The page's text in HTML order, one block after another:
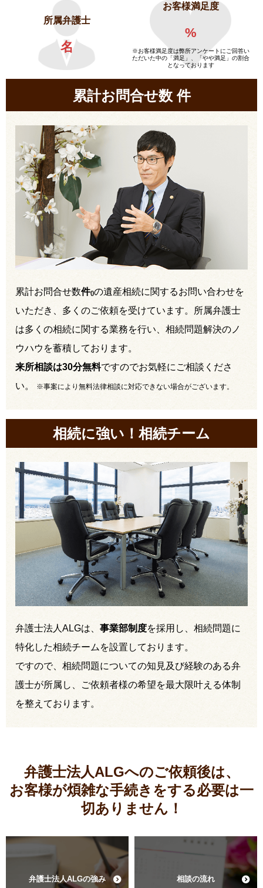
所属弁護士
名
お客様満足度
%
※お客様満足度は弊所アンケートにご回答い
ただいた中の「満足」、「やや満足」の割合
となっております
累計お問合せ数件
累計お問合せ数件()の遺産相続に関するお問い合わせを
いただき、多くのご依頼を受けています。所属弁護士
は多くの相続に関する業務を行い、相続問題解決のノ
ウハウを蓄積しております。
来所相談は30分無料ですのでお気軽にご相談くださ
い。
※事案により無料法律相談に対応できない場合がございます。
相続に強い！相続チーム
弁護士法人ALGは、 事業部制度を採用し、相続問題に
特化した相続チームを設置しております。
ですので、相続問題についての知見及び経験のある弁
護士が所属し、ご依頼者様の希望を最大限叶える体制
を整えております。
弁護士法人ALGへのご依頼後は、
お客様が煩雑な手続きをする必要は一
切ありません！
弁護士法人ALGの強み 相談の流れ